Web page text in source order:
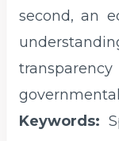
second, an
Keywords: